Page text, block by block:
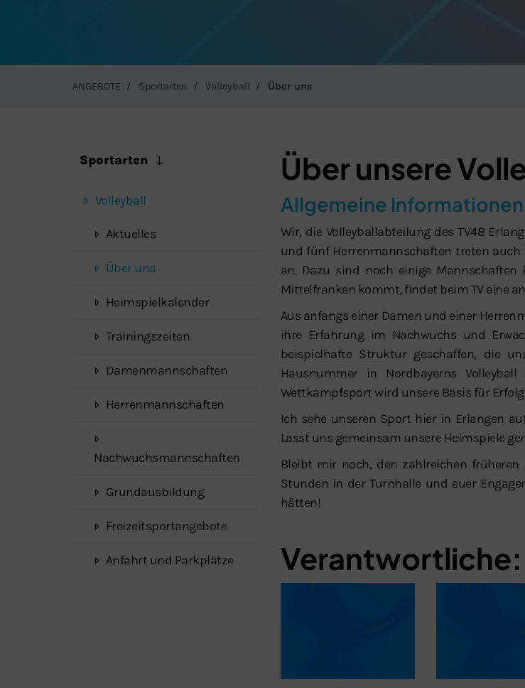
ANGEBOTE Sportarten Volleyball Über uns
Über unsere
Allgemeine Informationen
Wir, die Volleyballabteilung des TV48
und fünf Herrenmannschaften treten
an. Dazu sind noch einige
Mittelfranken kommt, findet beim TV eine
Aus anfangs einer Damen und einer
ihre Erfahrung im Nachwuchs und
beispielhafte Struktur geschaffen, die
Hausnummer in Nordbayerns
Wettkampfsport wird unsere Basis für
Ich sehe unseren Sport hier in Erlangen
Lasst uns gemeinsam unsere Heimspiele
Bleibt mir noch, den zahlreichen
Stunden in der Turnhalle und euer
hätten!
Verantwortliche:
Sportarten
Volleyball
Aktuelles
Über uns
Heimspielkalender
Trainingszeiten
Damenmannschaften
Herrenmannschaften
Nachwuchsmannschaften
Grundausbildung
Freizeitsportangebote
Anfahrt und Parkplätze